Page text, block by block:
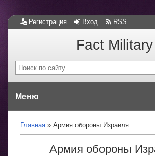
Регистрация Вход RSS
Fact Military
Меню
Главная Армия обороны Израиля
Армия обороны